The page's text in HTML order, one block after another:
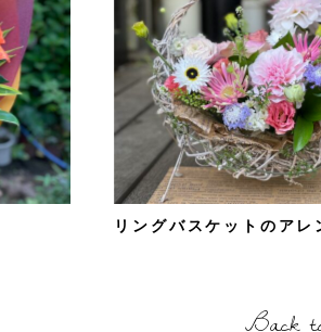
リングバスケットのアレ
Back